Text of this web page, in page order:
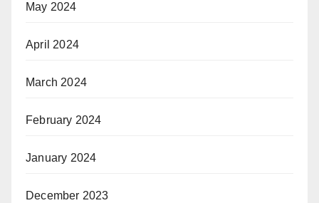
May 2024
April 2024
March 2024
February 2024
January 2024
December 2023